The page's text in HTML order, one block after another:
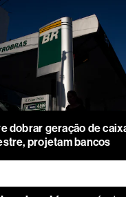
dobrar geração de
projetam bancos